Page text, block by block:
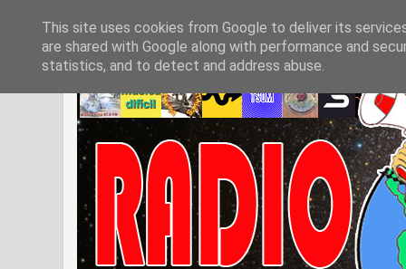
This site uses cookies from Google to deliver its
are shared with Google along with performance and
statistics, and to detect and address abuse.